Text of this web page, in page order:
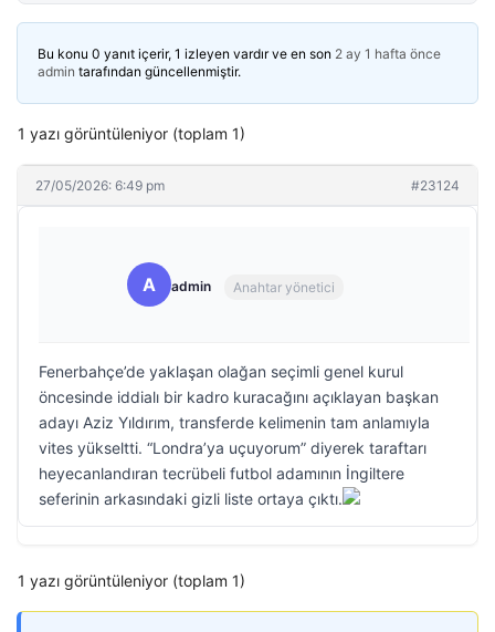
Bu konu 0 yanıt içerir, 1 izleyen vardır ve en son 2 ay 1 hafta önce
admin tarafından güncellenmiştir.
1 yazı görüntüleniyor (toplam 1)
27/05/2026: 6:49 pm #23124
A admin Anahtar yönetici
Fenerbahçe’de yaklaşan olağan seçimli genel kurul
öncesinde iddialı bir kadro kuracağını açıklayan başkan
adayı Aziz Yıldırım, transferde kelimenin tam anlamıyla
vites yükseltti. “Londra’ya uçuyorum” diyerek taraftarı
heyecanlandıran tecrübeli futbol adamının İngiltere
seferinin arkasındaki gizli liste ortaya çıktı.
1 yazı görüntüleniyor (toplam 1)